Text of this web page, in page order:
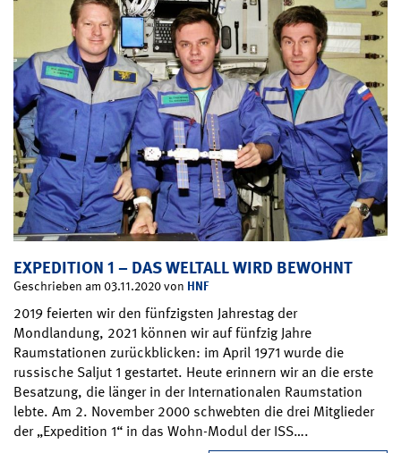
EXPEDITION 1 – DAS WELTALL WIRD BEWOHNT
Geschrieben am 03.11.2020 von HNF
2019 feierten wir den fünfzigsten Jahrestag der
Mondlandung, 2021 können wir auf fünfzig Jahre
Raumstationen zurückblicken: im April 1971 wurde die
russische Saljut 1 gestartet. Heute erinnern wir an die erste
Besatzung, die länger in der Internationalen Raumstation
lebte. Am 2. November 2000 schwebten die drei Mitglieder
der „Expedition 1“ in das Wohn-Modul der ISS….